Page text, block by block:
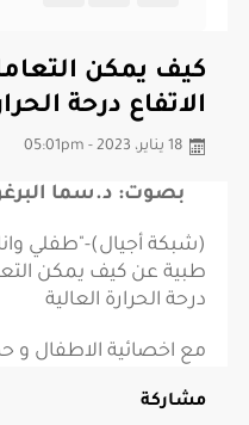
كيف يمكن
الاتفاع درحة
18 يناير، 2023 - 05:01pm
بصوت: د.سما
(شبكة أجيال)-"طفلي
طبية عن كيف يمكن
درحة الحرارة العالية
مع اخصائية الاطفال و
مشاركة